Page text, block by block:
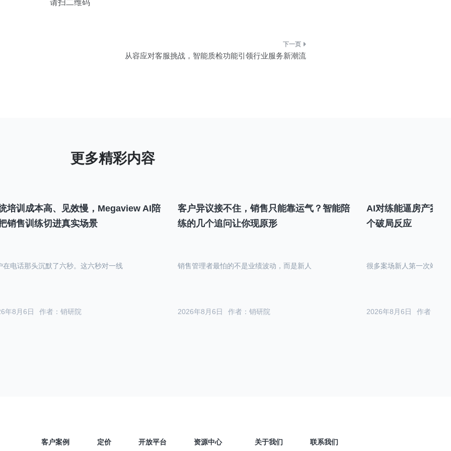
请扫二维码
从容应对客服挑战，智能质检功能引领行业服务新潮流
培训成本高、见效慢，Megaview AI陪
销售训练切进真实场景
作者：销研院
年8月6日
在电话那头沉默了六秒。这六秒对一线
客户异议接不住，销售只能靠运气？智能陪
练的几个追问让你现原形
作者：销研院
2026年8月6日
销售管理者最怕的不是业绩波动，而是新人
AI对练能逼房产案
个破局反应
作者：销
2026年8月6日
很多案场新人第一次站在
客户案例 定价 开放平台 资源中心 关于我们 联系我们